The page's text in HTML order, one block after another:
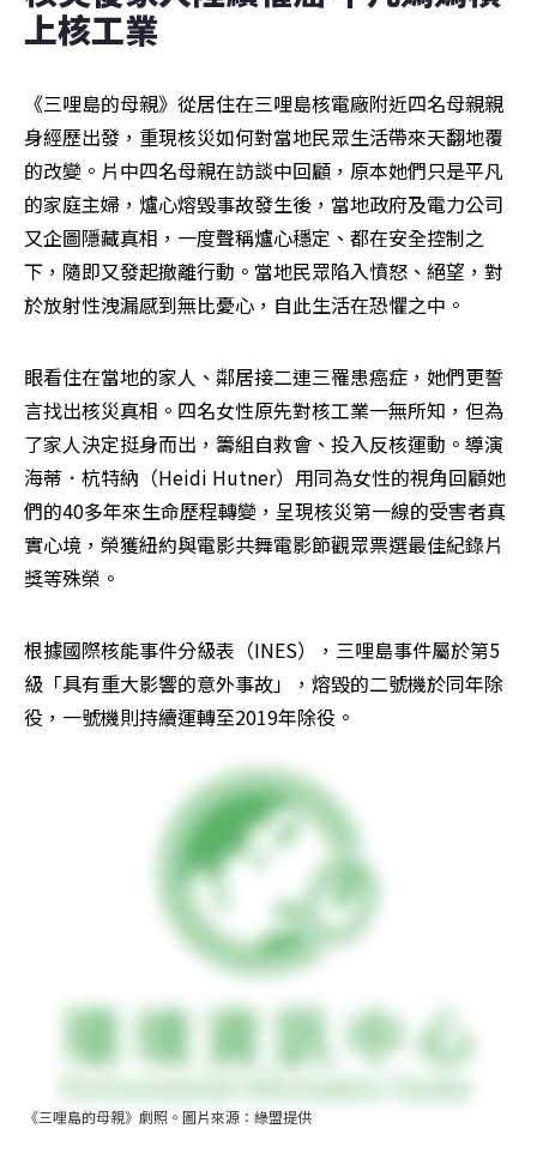
上核工業
《三哩島的母親》從居住在三哩島核電廠附近四名母親親
身經歷出發，重現核災如何對當地民眾生活帶來天翻地覆
的改變。片中四名母親在訪談中回顧，原本她們只是平凡
的家庭主婦，爐心熔毀事故發生後，當地政府及電力公司
又企圖隱藏真相，一度聲稱爐心穩定、都在安全控制之
下，隨即又發起撤離行動。當地民眾陷入憤怒、絕望，對
於放射性洩漏感到無比憂心，自此生活在恐懼之中。
眼看住在當地的家人、鄰居接二連三罹患癌症，她們更誓
言找出核災真相。四名女性原先對核工業一無所知，但為
了家人決定挺身而出，籌組自救會、投入反核運動。導演
海蒂．杭特納（Heidi Hutner）用同為女性的視角回顧她
們的40多年來生命歷程轉變，呈現核災第一線的受害者真
實心境，榮獲紐約與電影共舞電影節觀眾票選最佳紀錄片
獎等殊榮。
根據國際核能事件分級表（INES），三哩島事件屬於第5
級「具有重大影響的意外事故」，熔毀的二號機於同年除
役，一號機則持續運轉至2019年除役。
《三哩島的母親》劇照。圖片來源：綠盟提供